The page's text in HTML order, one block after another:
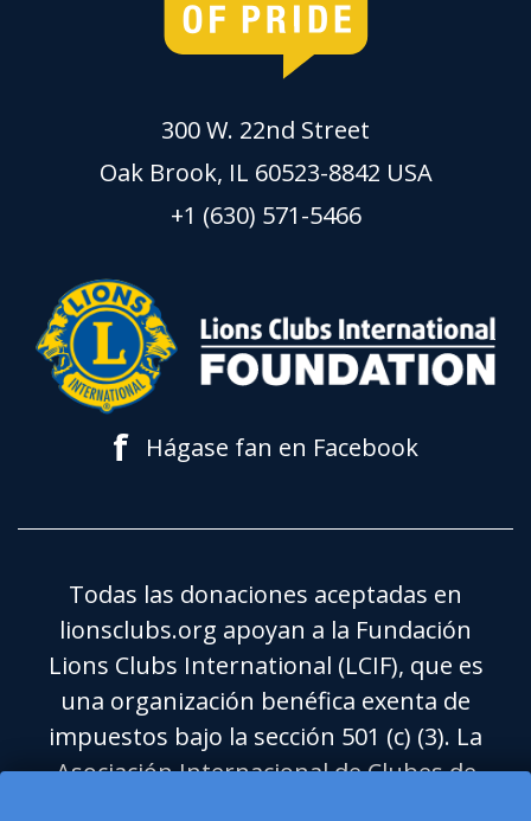
300 W. 22nd Street
Oak Brook, IL 60523-8842 USA
+1 (630) 571-5466
f Hágase fan en Facebook
Todas las donaciones aceptadas en
lionsclubs.org apoyan a la Fundación
Lions Clubs International (LCIF), que es
una organización benéfica exenta de
impuestos bajo la sección 501 (c) (3). La
Asociación Internacional de Clubes de